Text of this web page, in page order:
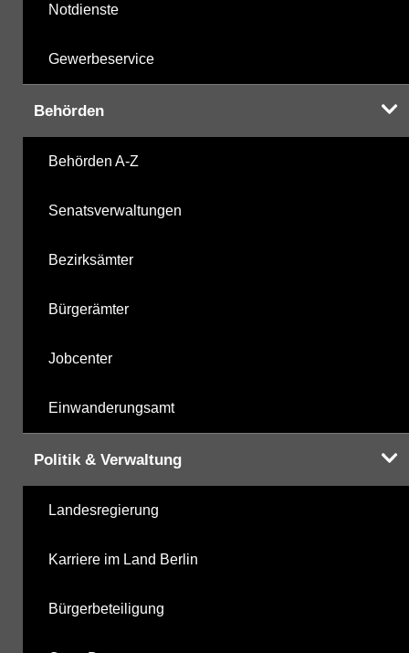
Notdienste
Gewerbeservice
Behörden
Behörden A-Z
Senatsverwaltungen
Bezirksämter
Bürgerämter
Jobcenter
Einwanderungsamt
Politik & Verwaltung
Landesregierung
Karriere im Land Berlin
Bürgerbeteiligung